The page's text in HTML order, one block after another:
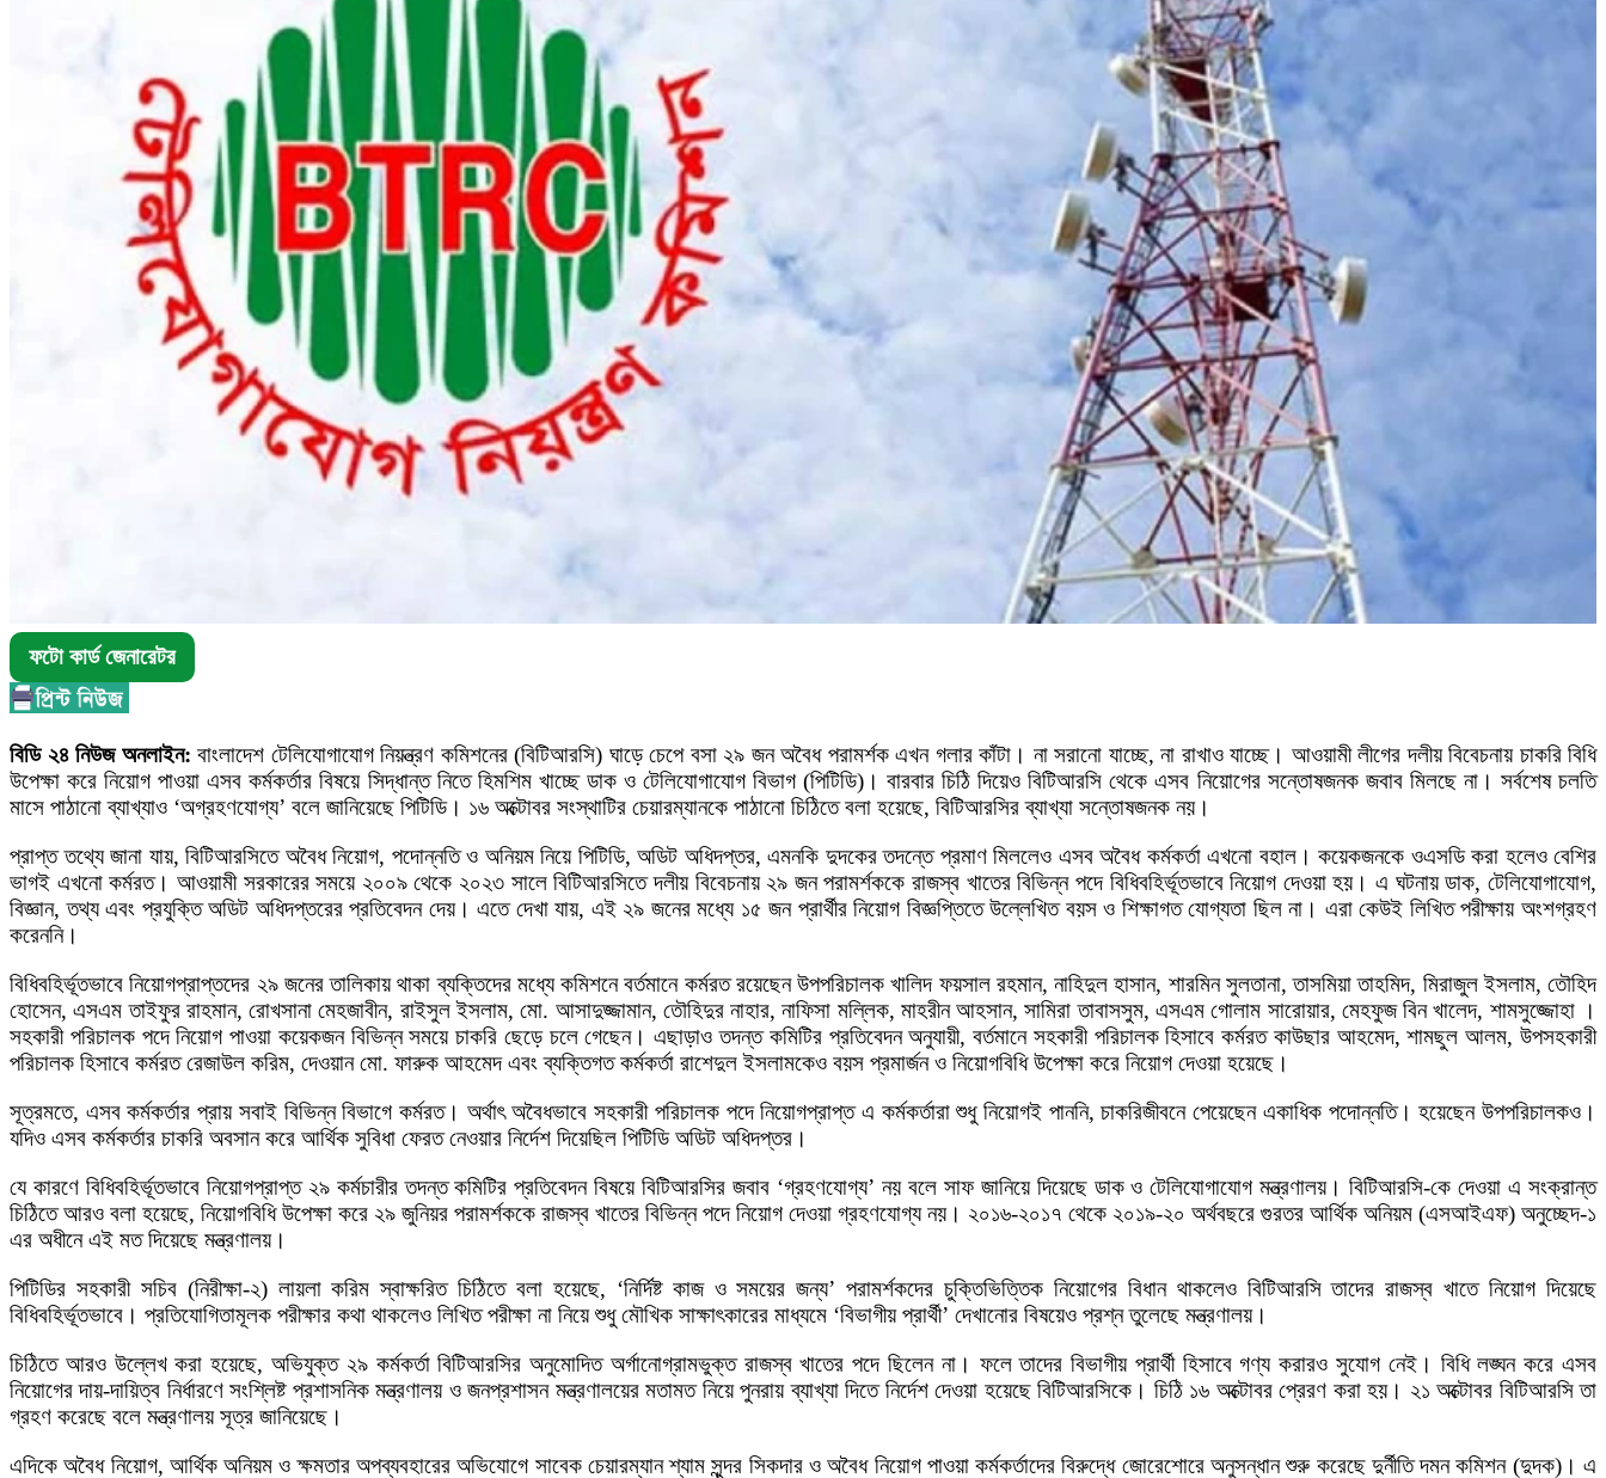
ফটো কার্ড জেনারেটর
বিডি ২৪ নিউজ অনলাইন: বাংলাদেশ টেলিযোগাযোগ নিয়ন্ত্রণ কমিশনের (বিটিআরসি) ঘাড়ে চেপে বসা ২৯ জন অবৈধ পরামর্শক এখন গলার কাঁটা। না সরানো যাচ্ছে, না রাখাও যাচ্ছে। আওয়ামী লীগের দলীয় বিবেচনায় চাকরি বিধি
উপেক্ষা করে নিয়োগ পাওয়া এসব কর্মকর্তার বিষয়ে সিদ্ধান্ত নিতে হিমশিম খাচ্ছে ডাক ও টেলিযোগাযোগ বিভাগ (পিটিডি)। বারবার চিঠি দিয়েও বিটিআরসি থেকে এসব নিয়োগের সন্তোষজনক জবাব মিলছে না। সর্বশেষ চলতি
মাসে পাঠানো ব্যাখ্যাও ‘অগ্রহণযোগ্য’ বলে জানিয়েছে পিটিডি। ১৬ অক্টোবর সংস্থাটির চেয়ারম্যানকে পাঠানো চিঠিতে বলা হয়েছে, বিটিআরসির ব্যাখ্যা সন্তোষজনক নয়।
প্রাপ্ত তথ্যে জানা যায়, বিটিআরসিতে অবৈধ নিয়োগ, পদোন্নতি ও অনিয়ম নিয়ে পিটিডি, অডিট অধিদপ্তর, এমনকি দুদকের তদন্তে প্রমাণ মিললেও এসব অবৈধ কর্মকর্তা এখনো বহাল। কয়েকজনকে ওএসডি করা হলেও বেশির
ভাগই এখনো কর্মরত। আওয়ামী সরকারের সময়ে ২০০৯ থেকে ২০২৩ সালে বিটিআরসিতে দলীয় বিবেচনায় ২৯ জন পরামর্শককে রাজস্ব খাতের বিভিন্ন পদে বিধিবহির্ভূতভাবে নিয়োগ দেওয়া হয়। এ ঘটনায় ডাক, টেলিযোগাযোগ,
বিজ্ঞান, তথ্য এবং প্রযুক্তি অডিট অধিদপ্তরের প্রতিবেদন দেয়। এতে দেখা যায়, এই ২৯ জনের মধ্যে ১৫ জন প্রার্থীর নিয়োগ বিজ্ঞপ্তিতে উল্লেখিত বয়স ও শিক্ষাগত যোগ্যতা ছিল না। এরা কেউই লিখিত পরীক্ষায় অংশগ্রহণ
করেননি।
বিধিবহির্ভূতভাবে নিয়োগপ্রাপ্তদের ২৯ জনের তালিকায় থাকা ব্যক্তিদের মধ্যে কমিশনে বর্তমানে কর্মরত রয়েছেন উপপরিচালক খালিদ ফয়সাল রহমান, নাহিদুল হাসান, শারমিন সুলতানা, তাসমিয়া তাহমিদ, মিরাজুল ইসলাম, তৌহিদ
হোসেন, এসএম তাইফুর রাহমান, রোখসানা মেহজাবীন, রাইসুল ইসলাম, মো. আসাদুজ্জামান, তৌহিদুর নাহার, নাফিসা মল্লিক, মাহরীন আহসান, সামিরা তাবাসসুম, এসএম গোলাম সারোয়ার, মেহফুজ বিন খালেদ, শামসুজ্জোহা ।
সহকারী পরিচালক পদে নিয়োগ পাওয়া কয়েকজন বিভিন্ন সময়ে চাকরি ছেড়ে চলে গেছেন। এছাড়াও তদন্ত কমিটির প্রতিবেদন অনুযায়ী, বর্তমানে সহকারী পরিচালক হিসাবে কর্মরত কাউছার আহমেদ, শামছুল আলম, উপসহকারী
পরিচালক হিসাবে কর্মরত রেজাউল করিম, দেওয়ান মো. ফারুক আহমেদ এবং ব্যক্তিগত কর্মকর্তা রাশেদুল ইসলামকেও বয়স প্রমার্জন ও নিয়োগবিধি উপেক্ষা করে নিয়োগ দেওয়া হয়েছে।
সূত্রমতে, এসব কর্মকর্তার প্রায় সবাই বিভিন্ন বিভাগে কর্মরত। অর্থাৎ অবৈধভাবে সহকারী পরিচালক পদে নিয়োগপ্রাপ্ত এ কর্মকর্তারা শুধু নিয়োগই পাননি, চাকরিজীবনে পেয়েছেন একাধিক পদোন্নতি। হয়েছেন উপপরিচালকও।
যদিও এসব কর্মকর্তার চাকরি অবসান করে আর্থিক সুবিধা ফেরত নেওয়ার নির্দেশ দিয়েছিল পিটিডি অডিট অধিদপ্তর।
যে কারণে বিধিবহির্ভূতভাবে নিয়োগপ্রাপ্ত ২৯ কর্মচারীর তদন্ত কমিটির প্রতিবেদন বিষয়ে বিটিআরসির জবাব ‘গ্রহণযোগ্য’ নয় বলে সাফ জানিয়ে দিয়েছে ডাক ও টেলিযোগাযোগ মন্ত্রণালয়। বিটিআরসি-কে দেওয়া এ সংক্রান্ত
চিঠিতে আরও বলা হয়েছে, নিয়োগবিধি উপেক্ষা করে ২৯ জুনিয়র পরামর্শককে রাজস্ব খাতের বিভিন্ন পদে নিয়োগ দেওয়া গ্রহণযোগ্য নয়। ২০১৬-২০১৭ থেকে ২০১৯-২০ অর্থবছরে গুরতর আর্থিক অনিয়ম (এসআইএফ) অনুচ্ছেদ-১
এর অধীনে এই মত দিয়েছে মন্ত্রণালয়।
পিটিডির সহকারী সচিব (নিরীক্ষা-২) লায়লা করিম স্বাক্ষরিত চিঠিতে বলা হয়েছে, ‘নির্দিষ্ট কাজ ও সময়ের জন্য’ পরামর্শকদের চুক্তিভিত্তিক নিয়োগের বিধান থাকলেও বিটিআরসি তাদের রাজস্ব খাতে নিয়োগ দিয়েছে
বিধিবহির্ভূতভাবে। প্রতিযোগিতামূলক পরীক্ষার কথা থাকলেও লিখিত পরীক্ষা না নিয়ে শুধু মৌখিক সাক্ষাৎকারের মাধ্যমে ‘বিভাগীয় প্রার্থী’ দেখানোর বিষয়েও প্রশ্ন তুলেছে মন্ত্রণালয়।
চিঠিতে আরও উল্লেখ করা হয়েছে, অভিযুক্ত ২৯ কর্মকর্তা বিটিআরসির অনুমোদিত অর্গানোগ্রামভুক্ত রাজস্ব খাতের পদে ছিলেন না। ফলে তাদের বিভাগীয় প্রার্থী হিসাবে গণ্য করারও সুযোগ নেই। বিধি লঙ্ঘন করে এসব
নিয়োগের দায়-দায়িত্ব নির্ধারণে সংশ্লিষ্ট প্রশাসনিক মন্ত্রণালয় ও জনপ্রশাসন মন্ত্রণালয়ের মতামত নিয়ে পুনরায় ব্যাখ্যা দিতে নির্দেশ দেওয়া হয়েছে বিটিআরসিকে। চিঠি ১৬ অক্টোবর প্রেরণ করা হয়। ২১ অক্টোবর বিটিআরসি তা
গ্রহণ করেছে বলে মন্ত্রণালয় সূত্র জানিয়েছে।
এদিকে অবৈধ নিয়োগ, আর্থিক অনিয়ম ও ক্ষমতার অপব্যবহারের অভিযোগে সাবেক চেয়ারম্যান শ্যাম সুন্দর সিকদার ও অবৈধ নিয়োগ পাওয়া কর্মকর্তাদের বিরুদ্ধে জোরেশোরে অনুসন্ধান শুরু করেছে দুর্নীতি দমন কমিশন (দুদক)। এ